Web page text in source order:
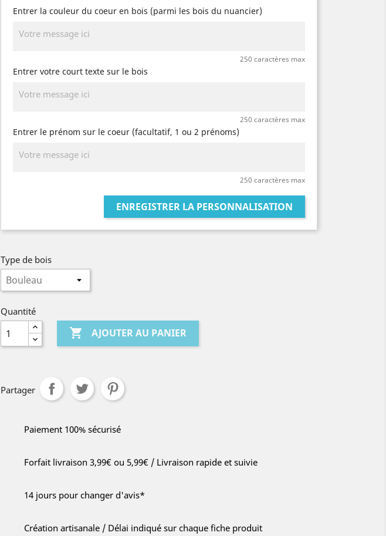
Entrer la couleur du coeur en bois (parmi les bois du nuancier)
250 caractères max
Entrer votre court texte sur le bois
250 caractères max
Entrer le prénom sur le coeur (facultatif, 1 ou 2 prénoms)
250 caractères max
ENREGISTRER LA PERSONNALISATION
Type de bois
Quantité
 AJOUTER AU PANIER
Partager
Paiement 100% sécurisé
Forfait livraison 3,99€ ou 5,99€ / Livraison rapide et suivie
14 jours pour changer d'avis*
Création artisanale / Délai indiqué sur chaque fiche produit